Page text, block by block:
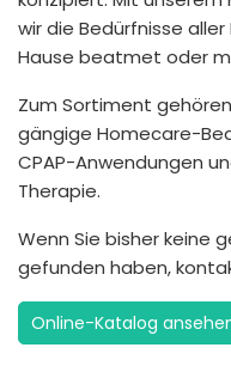
wir die Bedürfnisse
Hause beatmet oder
Zum Sortiment
gängige Homecare-
CPAP-Anwendungen
Therapie.
Wenn Sie bisher keine
gefunden haben,
Online-Katalog